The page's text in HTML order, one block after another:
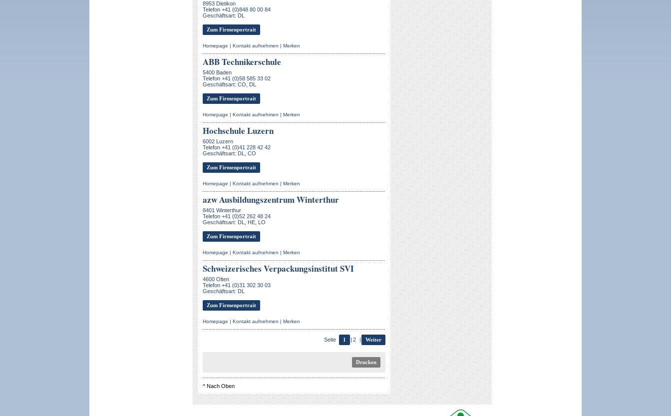
8953 Dietikon
Telefon +41 (0)848 80 00 84
Geschäftsart: DL
Zum Firmenportrait
Homepage | Kontakt aufnehmen | Merken
ABB Technikerschule
5400 Baden
Telefon +41 (0)58 585 33 02
Geschäftsart: CO, DL
Zum Firmenportrait
Homepage | Kontakt aufnehmen | Merken
Hochschule Luzern
6002 Luzern
Telefon +41 (0)41 228 42 42
Geschäftsart: DL, CO
Zum Firmenportrait
Homepage | Kontakt aufnehmen | Merken
azw Ausbildungszentrum Winterthur
8401 Winterthur
Telefon +41 (0)52 262 48 24
Geschäftsart: DL, HE, LO
Zum Firmenportrait
Homepage | Kontakt aufnehmen | Merken
Schweizerisches Verpackungsinstitut SVI
4600 Olten
Telefon +41 (0)31 302 30 03
Geschäftsart: DL
Zum Firmenportrait
Homepage | Kontakt aufnehmen | Merken
Seite 1 | 2 | Weiter
Drucken
^ Nach Oben